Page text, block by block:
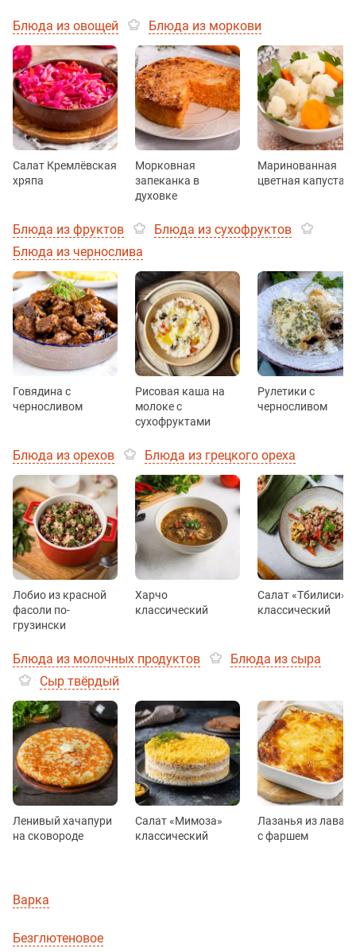
Блюда из овощей Блюда из моркови
Салат Кремлёвская
хряпа
Морковная
запеканка в
духовке
Маринованная
цветная капуста
Блюда из фруктов
Блюда из сухофруктов
Блюда из чернослива
Говядина с
черносливом
Рисовая каша на
молоке с
сухофруктами
Рулетики с
черносливом
Блюда из орехов Блюда из грецкого ореха
Лобио из красной
фасоли по-
грузински
Харчо
классический
Салат «Тбилиси»
классический
Блюда из молочных продуктов
Блюда из сыра
Сыр твёрдый
Ленивый хачапури
на сковороде
Салат «Мимоза»
классический
Лазанья из
с фаршем
Варка
Безглютеновое